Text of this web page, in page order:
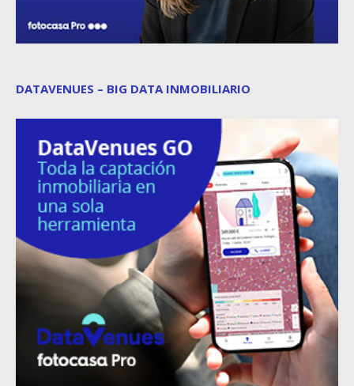
DATAVENUES – BIG DATA INMOBILIARIO